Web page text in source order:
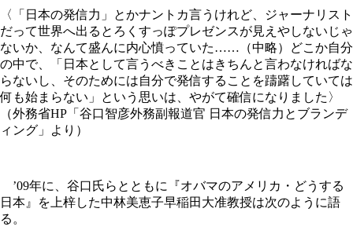
〈「日本の発信力」とかナントカ言うけれど、ジャーナリスト
だって世界へ出るとろくすっぽプレゼンスが見えやしないじゃ
ないか、なんて盛んに内心憤っていた……（中略）どこか自分
の中で、「日本として言うべきことはきちんと言わなければな
らないし、そのためには自分で発信することを躊躇していては
何も始まらない」という思いは、やがて確信になりました〉
（外務省HP「谷口智彦外務副報道官 日本の発信力とブランデ
ィング」より）
’09年に、谷口氏らとともに『オバマのアメリカ・どうする
日本』を上梓した中林美恵子早稲田大准教授は次のように語
る。